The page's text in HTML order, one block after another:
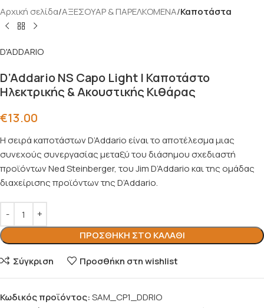
Αρχική σελίδα ΑΞΕΣΟΥΑΡ & ΠΑΡΕΛΚΟΜΕΝΑ Καποτάστα
D'ADDARIO
D’Addario NS Capo Light | Καποτάστο
Ηλεκτρικής & Ακουστικής Κιθάρας
€13.00
Η σειρά καποτάστων D’Addario είναι το αποτέλεσμα μιας
συνεχούς συνεργασίας μεταξύ του διάσημου σχεδιαστή
προϊόντων Ned Steinberger, του Jim D’Addario και της ομάδας
διαχείρισης προϊόντων της D’Addario.
ΠΡΟΣΘΉΚΗ ΣΤΟ ΚΑΛΆΘΙ
Σύγκριση Προσθήκη στη wishlist
Κωδικός προϊόντος:SAM_CP1_DDRIO